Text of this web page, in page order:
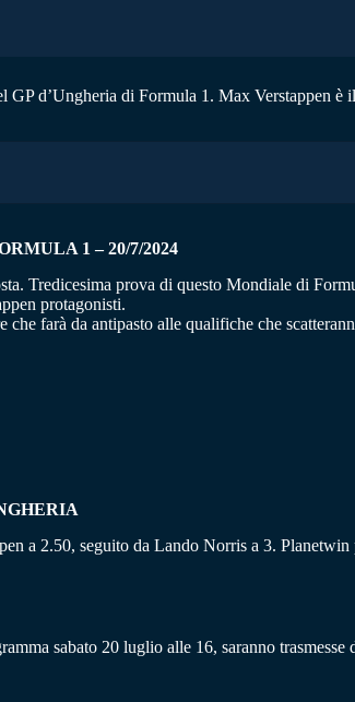
d’Ungheria di Formula 1. Max Verstappen
1 – 20/7/2024
Tredicesima prova di questo Mondiale di
protagonisti.
farà da antipasto alle qualifiche che
a 2.50, seguito da Lando Norris a 3.
sabato 20 luglio alle 16, saranno trasmesse